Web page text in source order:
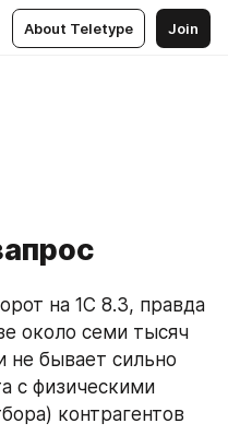
About Teletype Join
на 1С 8.3, правда
около семи тысяч
не бывает сильно
с физическими
контрагентов